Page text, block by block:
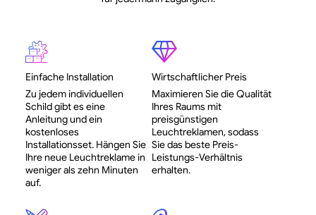
Einfache Installation
Zu jedem individuellen
Schild gibt es eine
Anleitung und ein
kostenloses
Installationsset. Hängen Sie
Ihre neue Leuchtreklame in
weniger als zehn Minuten
auf.
Wirtschaftlicher Preis
Maximieren Sie die Qualität
Ihres Raums mit
preisgünstigen
Leuchtreklamen, sodass
Sie das beste Preis-
Leistungs-Verhältnis
erhalten.